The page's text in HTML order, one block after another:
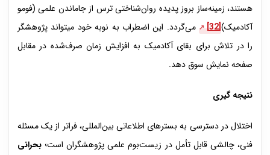
هستند، زمینه‌ساز بروز پدیده روان‌شناختی ترس از جاماندن علمی (فومو
آکادمیک)[32]
می‌گردد. این اضطراب به نوبه خود می­تواند پژوهشگر
را در تلاش برای بقای آکادمیک به افزایش زمان صرف‌شده در مقابل
صفحه نمایش سوق ‌دهد.
نتیجه­ گیری
اختلال در دسترسی به بسترهای اطلاعاتی بین‌المللی، فراتر از یک مسئله
فنی، چالشی قابل تأمل در زیست‌بوم علمی پژوهشگران است؛ بحرانی